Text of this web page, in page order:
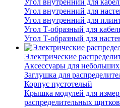
Угол внутренний для
Угол внутренний для
Угол внутренний для
Угол Т-образный для
Угол Т-образный для
Электрические
Аксессуары для
Заглушка для
Корпус пустотелый
Крышка модулей для
распределительных щитков